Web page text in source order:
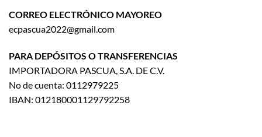
CORREO ELECTRÓNICO MAYOREO
ecpascua2022@gmail.com
PARA DEPÓSITOS O TRANSFERENCIAS
IMPORTADORA PASCUA, S.A. DE C.V.
No de cuenta: 0112979225
IBAN: 012180001129792258